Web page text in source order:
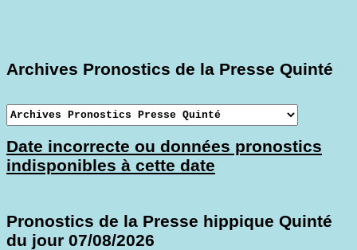
Archives Pronostics de la Presse Quinté
Date incorrecte ou données pronostics
indisponibles à cette date
Pronostics de la Presse hippique Quinté
du jour 07/08/2026